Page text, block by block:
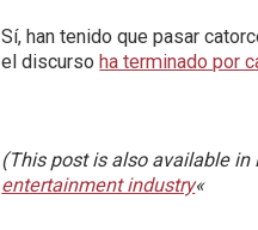
Sí, han tenido que pasar
el discursoha terminado por
(This post is also available in
entertainment industry«